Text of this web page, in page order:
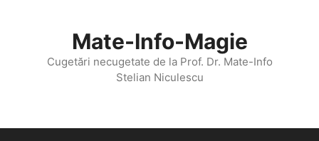
Mate-Info-Magie
Cugetări necugetate de la Prof. Dr. Mate-Info
Stelian Niculescu